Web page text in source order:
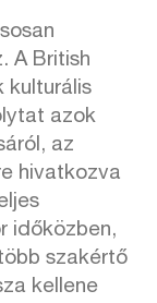
A British
kulturális
azok
az
hivatkozva
időközben,
szakértő
kellene